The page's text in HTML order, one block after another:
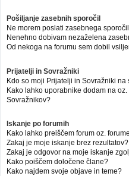
Pošiljanje zasebnih sporočil
Ne morem poslati zasebnega
Nenehno dobivam nezaželena
Od nekoga na forumu sem dobil
Prijatelji in Sovražniki
Kdo so moji Prijatelji in Sovražniki na
Kako lahko uporabnike dodam na
Sovražnikov?
Iskanje po forumih
Kako lahko preiščem forum oz.
Zakaj je moje iskanje brez rezultatov?
Zakaj je odgovor na moje iskanje
Kako poiščem določene člane?
Kako najdem svoje objave in teme?